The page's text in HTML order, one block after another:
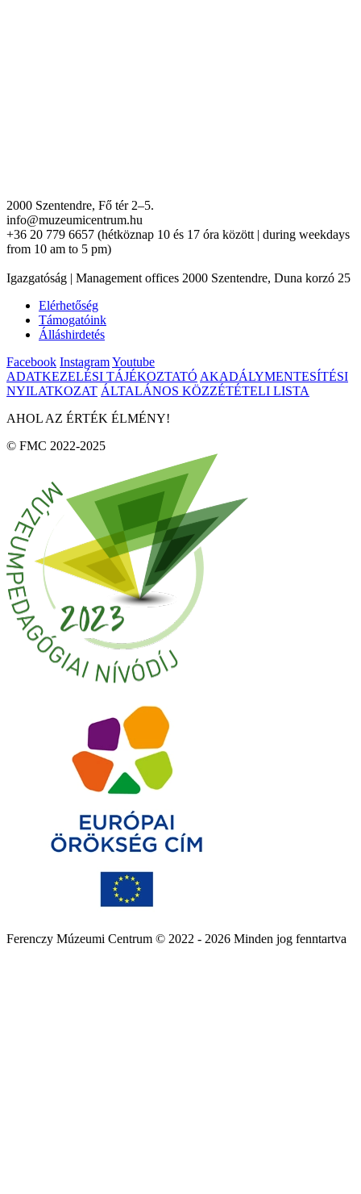
2000 Szentendre, Fő tér 2–5.
info@muzeumicentrum.hu
+36 20 779 6657 (hétköznap 10 és 17 óra között | during weekdays
from 10 am to 5 pm)
Igazgatóság | Management offices 2000 Szentendre, Duna korzó 25
Elérhetőség
Támogatóink
Álláshirdetés
Facebook InstagramYoutube
ADATKEZELÉSI TÁJÉKOZTATÓ AKADÁLYMENTESÍTÉSI
NYILATKOZAT ÁLTALÁNOS KÖZZÉTÉTELI LISTA
AHOL AZ ÉRTÉK ÉLMÉNY!
© FMC 2022-2025
Ferenczy Múzeumi Centrum © 2022 - 2026 Minden jog fenntartva